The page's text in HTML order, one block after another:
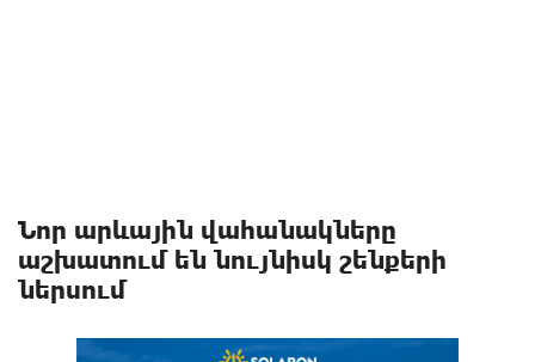
Նոր արևային վահանակները
աշխատում են նույնիսկ շենքերի
ներսում